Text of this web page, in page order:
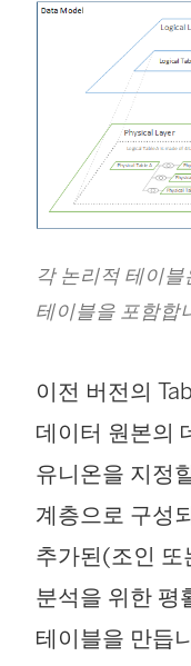
각 논리적 테이
테이블을 포함합
이전 버전의
데이터 원본의
유니온을 지정
계층으로 구성
추가된(조인 또
분석을 위한 평
테이블을 만듭